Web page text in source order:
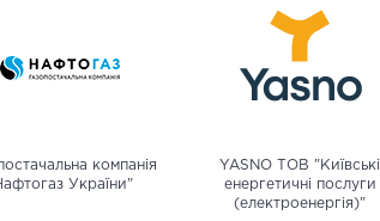
компанія
України"
YASNO ТОВ "Київські
енергетичні послуги
(електроенергія)"